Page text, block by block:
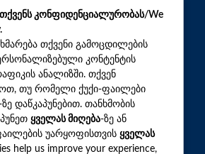
ყველა უფლება დაცულია
თქვენს კონფიდენციალურობას/We
თქვენი გამოცდილების
კონტენტის
ანალიზში. თქვენ
თუ რომელი ქუქი-ფაილები
ზე დაწკაპუნებით. თანხმობის
ყველას მიღება-ზე ან
უარყოფისთვის ყველას
help us improve your experience,